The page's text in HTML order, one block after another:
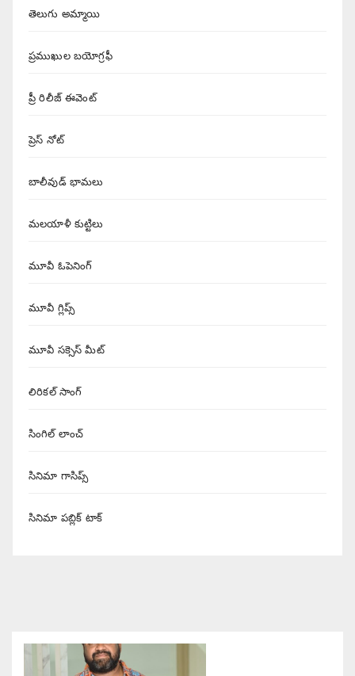
తెలుగు అమ్మాయి
ప్రముఖుల బయోగ్రఫీ
ప్రీ రిలీజ్ ఈవెంట్
ప్రెస్ నోట్
బాలీవుడ్ భామలు
మలయాళీ కుట్టిలు
మూవీ ఓపెనింగ్
మూవీ గ్లిప్స్
మూవీ సక్సెస్ మీట్
లిరికల్ సాంగ్
సింగిల్ లాంచ్
సినిమా గాసిప్స్
సినిమా పబ్లిక్ టాక్